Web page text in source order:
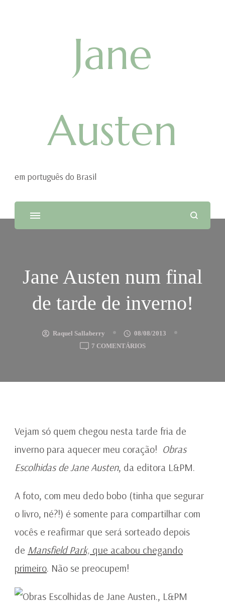
Jane
Austen
em português do Brasil
Jane Austen num final
de tarde de inverno!
Raquel Sallaberry
08/08/2013
7 COMENTÁRIOSEM
NUM
DE
Vejam só quem chegou nesta tarde fria de
inverno para aquecer meu coração! Obras
Escolhidas de Jane Austen, da editora L&PM.
A foto, com meu dedo bobo (tinha que segurar
o livro, né?!) é somente para compartilhar com
vocês e reafirmar que será sorteado depois
de Mansfield Park, que acabou chegando
primeiro. Não se preocupem!